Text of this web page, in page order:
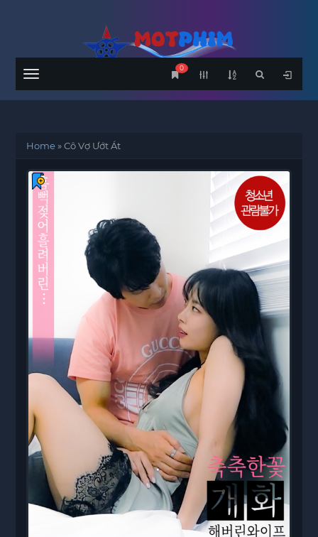
Menu
0
Home»Cô Vợ Ướt Át